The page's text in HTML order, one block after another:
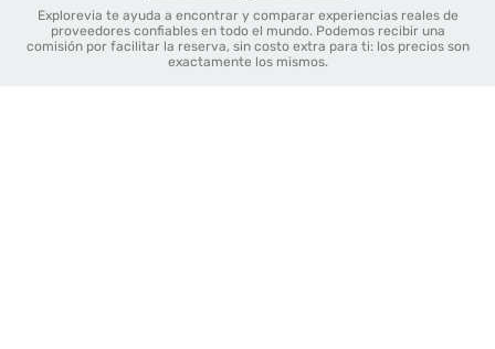
Explorevia te ayuda a encontrar y comparar experiencias reales de
proveedores confiables en todo el mundo. Podemos recibir una
comisión por facilitar la reserva, sin costo extra para ti: los precios son
exactamente los mismos.